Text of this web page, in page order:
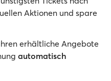
Aktionen und spare
erhältliche Angebote
automatisch